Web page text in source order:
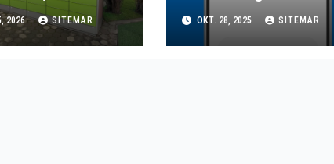
до
печелят
2026 SITEMAR
Protocol – нов
стандарт за сигурна
AI търговия
ОКТ. 28, 2025 SITEMAR